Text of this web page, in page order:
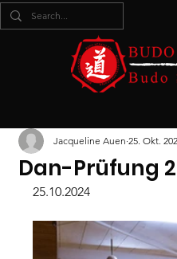
Dan-Prüfung
Jacqueline Auen 25. Okt.
25.10.2024